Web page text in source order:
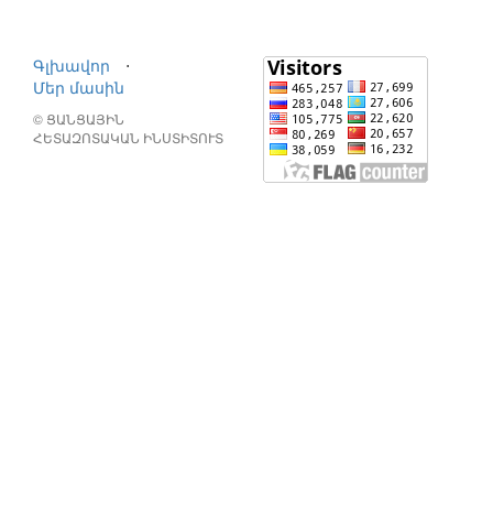
Գլխավոր
⋅
Մեր մասին
© ՑԱՆՑԱՅԻՆ
ՀԵՏԱԶՈՏԱԿԱՆ ԻՆՍՏԻՏՈՒՏ